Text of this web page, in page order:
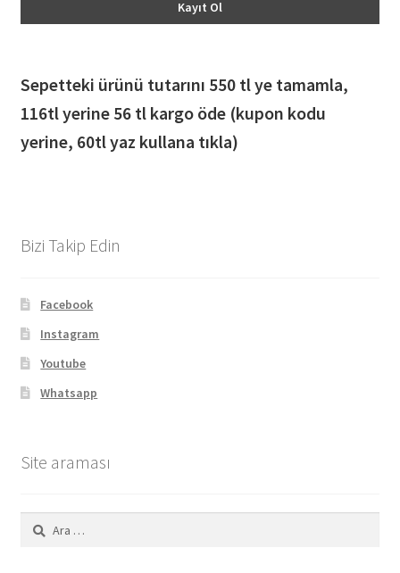
Sepetteki ürünü tutarını 550 tl ye tamamla,
116tl yerine 56 tl kargo öde (kupon kodu
yerine, 60tl yaz kullana tıkla)
Bizi Takip Edin
Facebook
Instagram
Youtube
Whatsapp
Site araması
Arama: